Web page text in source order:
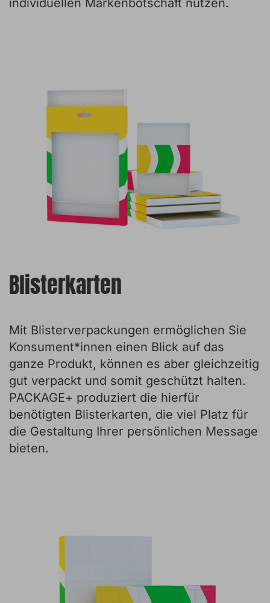
individuellen Markenbotschaft nutzen.
Blisterkarten
Mit Blisterverpackungen ermöglichen Sie
Konsument*innen einen Blick auf das
ganze Produkt, können es aber gleichzeitig
gut verpackt und somit geschützt halten.
PACKAGE+ produziert die hierfür
benötigten Blisterkarten, die viel Platz für
die Gestaltung Ihrer persönlichen Message
bieten.